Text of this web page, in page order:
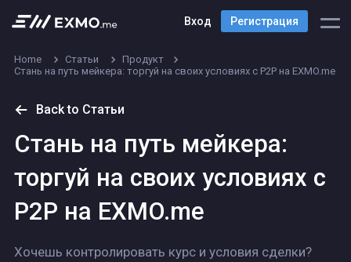
Вход Регистрация
Home Статьи
Продукт
Стань на путь мейкера: торгуй на своих условиях с P2P на EXMO.me
Back to Статьи
Стань на путь мейкера:
торгуй на своих условиях с
P2P на EXMO.me
Хочешь контролировать курс и условия сделки?